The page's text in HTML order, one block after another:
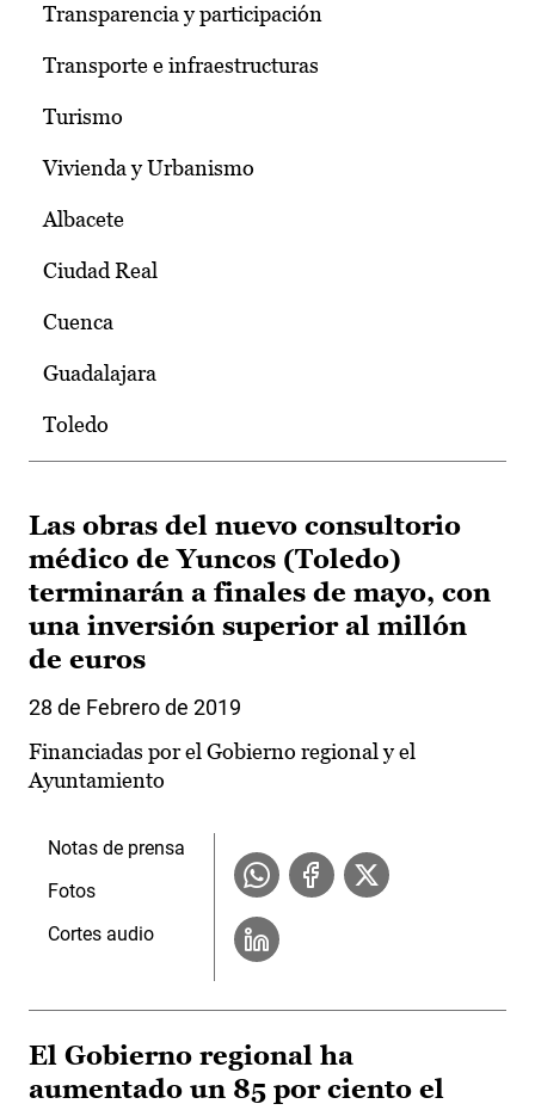
Transparencia y participación
Transporte e infraestructuras
Turismo
Vivienda y Urbanismo
Albacete
Ciudad Real
Cuenca
Guadalajara
Toledo
Las obras del nuevo consultorio
médico de Yuncos (Toledo)
terminarán a finales de mayo, con
una inversión superior al millón
de euros
28 de Febrero de 2019
Financiadas por el Gobierno regional y el
Ayuntamiento
Notas de prensa
Fotos
Cortes audio
El Gobierno regional ha
aumentado un 85 por ciento el